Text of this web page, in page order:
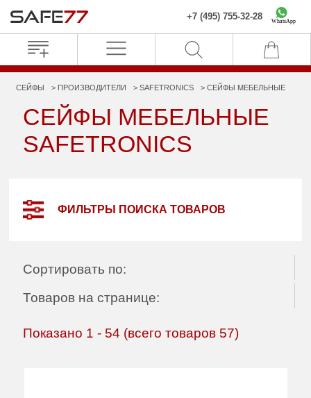
+7 (495) 755-32-28 WhatsApp
СЕЙФЫ ПРОИЗВОДИТЕЛИ SAFETRONICS СЕЙФЫ МЕБЕЛЬНЫЕ
СЕЙФЫ МЕБЕЛЬНЫЕ
SAFETRONICS
ФИЛЬТРЫ ПОИСКА ТОВАРОВ
Сортировать по:
Товаров на странице:
Показано 1 - 54 (всего товаров 57)